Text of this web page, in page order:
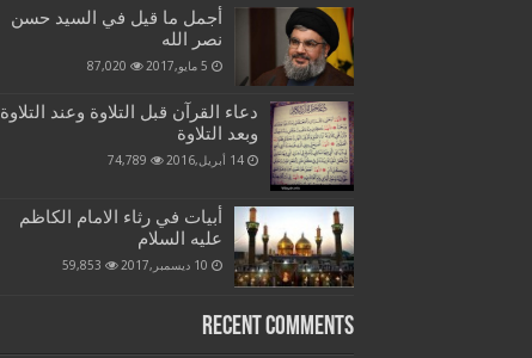
أجمل ما قيل في السيد حسن
نصر الله
5 مايو,2017 87,020
دعاء القرآن قبل التلاوة وعند التلاوة
وبعد التلاوة
14 أبريل,2016 74,789
أبيات في رثاء الامام الكاظم
عليه السلام
10 ديسمبر,2017 59,853
Recent Comments